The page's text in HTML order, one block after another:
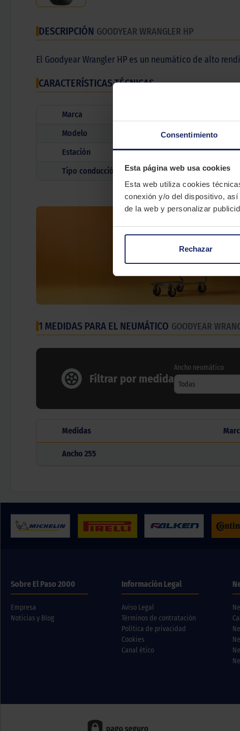
Consentimiento
Esta página web usa cookies
Esta web utiliza cookies
conexión y/o del dispositivo,
de la web y personalizar
Rechazar
DESCRIPCIÓN GOODYEAR WRANGLER HP
El Goodyear Wrangler HP es un neumático de alto
CARACTERÍSTICAS TÉCNICAS
Marca
Modelo
Estación
Tipo conducción
1 MEDIDAS PARA EL NEUMÁTICO GOODYEAR
Filtrar por medida
Ancho neumático
Todas
Medidas
Ancho 255
Sobre El Paso 2000
Empresa
Noticias y Blog
Información Legal
Aviso Legal
Términos de contratación
Política de privacidad
Cookies
Canal ético